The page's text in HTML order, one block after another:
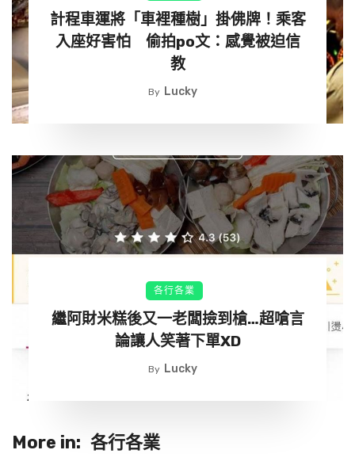
計程車運將「車裡種樹」掛佛牌！乘客
入座好害怕 偷拍po文：感覺被迫信
教
By Lucky
各行各業
繼阿財米糕後又一老闆撿到槍…超嗆言
論讓人笑著下單XD
By Lucky
More in: 各行各業